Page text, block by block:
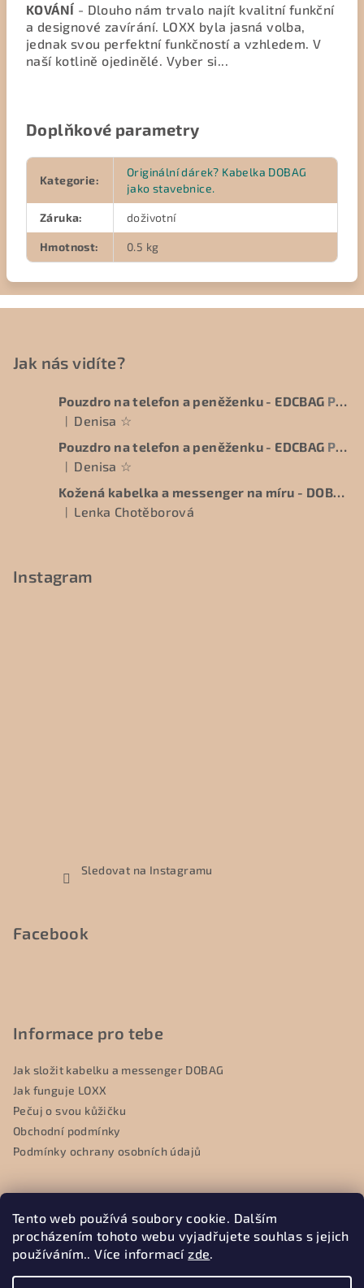
Tento web používá soubory cookie. Dalším
procházením tohoto webu vyjadřujete souhlas s jejich
používáním.. Více informacízde.
KOVÁNÍ - Dlouho nám trvalo najít kvalitní funkční
a designové zavírání. LOXX byla jasná volba,
jednak svou perfektní funkčností a vzhledem. V
naší kotlině ojedinělé. Vyber si...
Doplňkové parametry
Kategorie:
Originální dárek? Kabelka DOBAG
jako stavebnice.
Záruka: doživotní
Hmotnost: 0.5 kg
Jak nás vidíte?
Pouzdro na telefon a peněženku - EDCBAG Praktická velikost
Hodnocení produktu je 5 z 5 hvězdiček.
| Denisa ☆
Pouzdro na telefon a peněženku - EDCBAG Praktická velikost
Hodnocení produktu je 5 z 5 hvězdiček.
| Denisa ☆
Kožená kabelka a messenger na míru - DOBAG - BESPOKE
Hodnocení produktu je 5 z 5 hvězdiček.
| Lenka Chotěborová
Instagram
Sledovat na Instagramu
Facebook
Informace pro tebe
Jak složit kabelku a messenger DOBAG
Jak funguje LOXX
Pečuj o svou kůžičku
Obchodní podmínky
Podmínky ochrany osobních údajů
Přijímáme online platby